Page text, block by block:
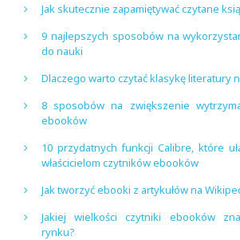
Jak skutecznie zapamiętywać czytane
9 najlepszych sposobów na
do nauki
Dlaczego warto czytać klasykę literatury
8 sposobów na zwiększenie
ebooków
10 przydatnych funkcji Calibre, które
właścicielom czytników ebooków
Jak tworzyć ebooki z artykułów na
Jakiej wielkości czytniki ebooków
rynku?